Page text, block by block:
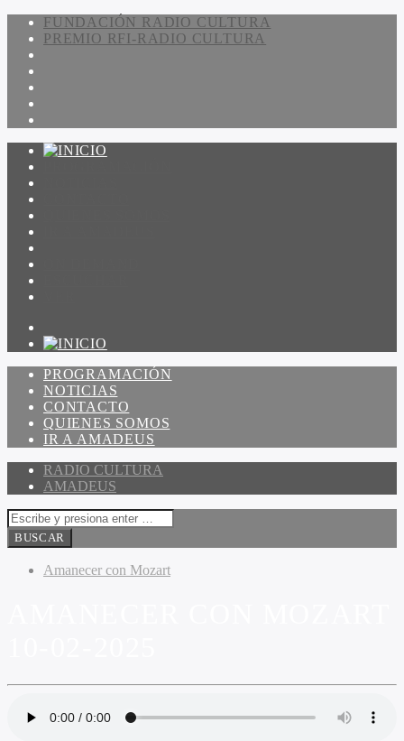
FUNDACIÓN RADIO CULTURA
PREMIO RFI-RADIO CULTURA
PROGRAMACIÓN
NOTICIAS
CONTACTO
QUIENES SOMOS
IR A AMADEUS
RADIO CULTURA
AMADEUS
Amanecer con Mozart